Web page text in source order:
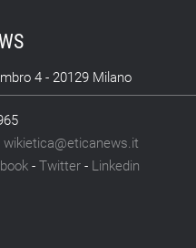
4 - 20129 Milano
wikietica@eticanews.it
-Twitter - Linkedin